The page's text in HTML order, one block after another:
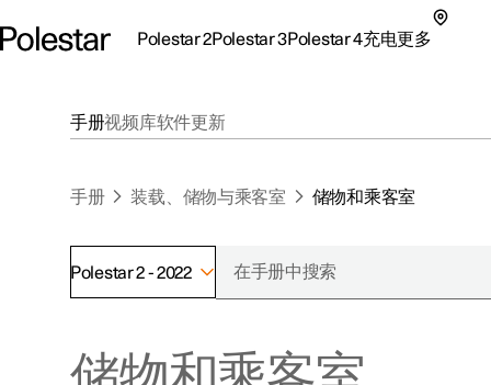
Polestar 2Polestar 3Polestar 4充电更多
探索Polestar 2
探索Polestar 4
探索充电
可持续性
手册视频库软件更新
手册 装载、储物与乘客室 储物和乘客室
Polestar 2 - 2022